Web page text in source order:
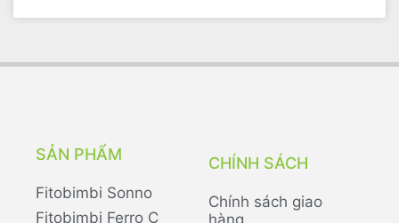
SẢN PHẨM
Fitobimbi Sonno
Fitobimbi Ferro C
CHÍNH SÁCH
Chính sách giao